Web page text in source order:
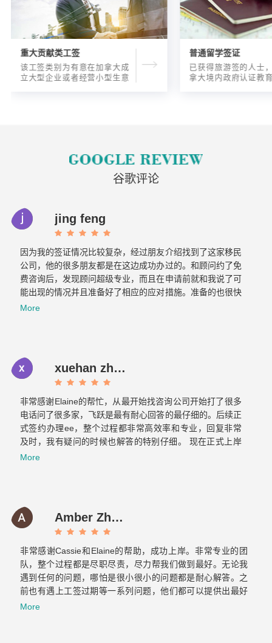
重大贡献类工签
该工签类别为有意在加拿大成
立大型企业或者经营小型生意
普通留学签证
已获得旅游签的人士
拿大境内政府认证教
谷歌评论
jing feng
因为我的签证情况比较复杂，经过朋友介绍找到了这家移民
公司，他的很多朋友都是在这边成功办过的。和顾问约了免
费咨询后，发现顾问超级专业，而且在申请前就和我说了可
能出现的情况并且准备好了相应的应对措施。准备的也很快
文件不到一周就交上去了。没想到不到一个月，签证就顺利
More
xuehan zhou
非常感谢Elaine的帮忙，从最开始找咨询公司开始打了很多
电话问了很多家，飞跃是最有耐心回答的最仔细的。后续正
式签约办理ee，整个过程都非常高效率和专业，回复非常
及时，我有疑问的时候也解答的特别仔细。 现在正式上岸
啦，非常感谢你们整个团队的帮助～有朋友的需要的话我也
More
Amber Zhang
非常感谢Cassie和Elaine的帮助，成功上岸。非常专业的团
队，整个过程都是尽职尽责，尽力帮我们做到最好。无论我
遇到任何的问题，哪怕是很小很小的问题都是耐心解答。之
前也有遇上工签过期等一系列问题，他们都可以提供出最好
的方案，提前做好各种应对的准备，绝对是不可多得的好团
More